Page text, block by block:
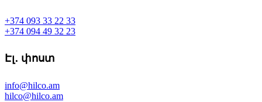
+374 093 33 22 33
+374 094 49 32 23
Էլ․ փոստ
info@hilco.am
hilco@hilco.am